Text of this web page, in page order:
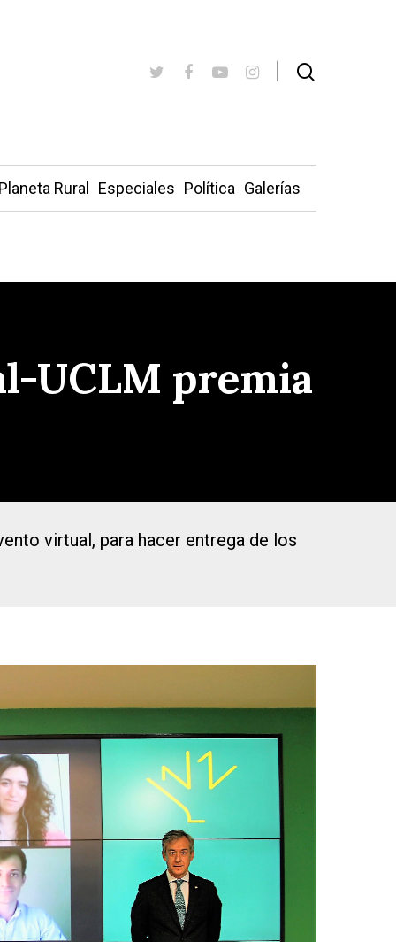
Planeta Rural Especiales Política Galerías
UCLM premia
virtual, para hacer entrega de los